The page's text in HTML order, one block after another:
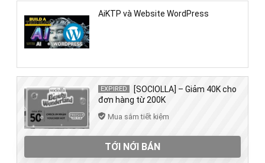
AiKTP và Website WordPress
EXPIRED
[SOCIOLLA] – Giảm 40K cho
đơn hàng từ 200K
Mua sắm tiết kiệm
TỚI NỚI BÁN